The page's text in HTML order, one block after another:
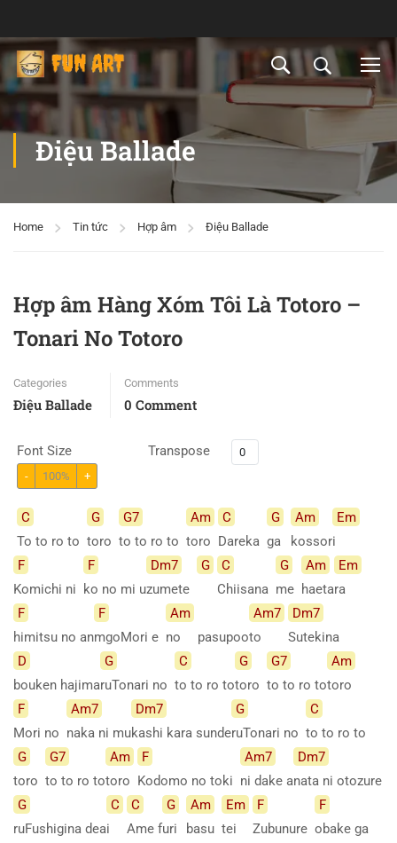
Điệu Ballade
Home Tin tức Hợp âm Điệu Ballade
Hợp âm Hàng Xóm Tôi Là Totoro –
Tonari No Totoro
Categories
Điệu Ballade
Comments
0 Comment
Font Size
- 100% +
Transpose
C
To to ro to
G
toro
G7
to to ro to
Am
toro
C
Dareka
G
ga
Am
kossor
Em
i
F
Komichi ni
F
ko no mi u
Dm7
zumete
G
C
Chiisana
G
me
Am
haeta
Em
ra
F
himitsu no an
F
mgoMori e
Am
no
pasupoo
Am7
to
Dm7
Sutekina
D
bouken hajima
G
ruTonari no
C
to to ro to
G
toro
G7
to to ro to
Am
toro
F
Mori no
Am7
naka ni mu
Dm7
kashi kara sunde
G
ruTonari no
C
to to ro to
G
toro
G7
to to ro to
Am
toro
F
Kodomo no toki
Am7
ni dake a
Dm7
nata ni otozure
G
ruFushigina dea
C
i
C
Ame f
G
uri
Am
basu
Em
tei
F
Zubunure
F
obake ga